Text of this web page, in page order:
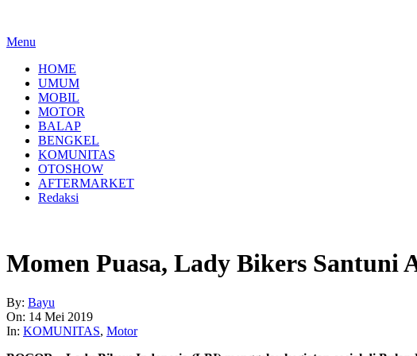
Menu
HOME
UMUM
MOBIL
MOTOR
BALAP
BENGKEL
KOMUNITAS
OTOSHOW
AFTERMARKET
Redaksi
Momen Puasa, Lady Bikers Santuni
By: Bayu
On: 14 Mei 2019
In: KOMUNITAS, Motor